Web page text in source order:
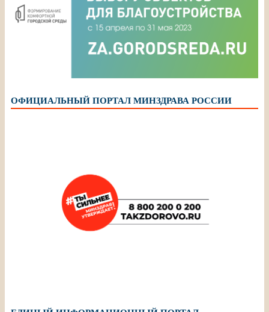
ОФИЦИАЛЬНЫЙ ПОРТАЛ МИНЗДРАВА РОССИИ